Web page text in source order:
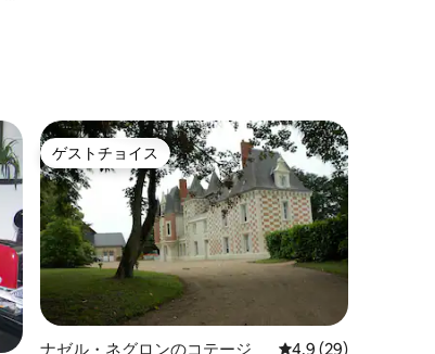
ゲストチョイス
ゲストチョイス
ナゼル・ネグロンのコテージ レビュー29件、5つ
4.9 (29)